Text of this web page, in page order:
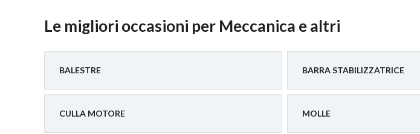
Le migliori occasioni per Meccanica e altri
BALESTRE BARRA STABILIZZATRICE
CULLA MOTORE MOLLE